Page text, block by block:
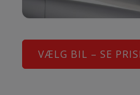
VÆLG BIL – SE